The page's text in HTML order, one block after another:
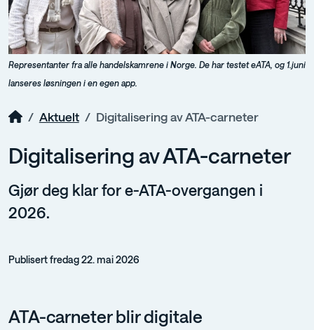
Representanter fra alle handelskamrene i Norge. De har testet eATA, og 1.juni
lanseres løsningen i en egen app.
Aktuelt Digitalisering av ATA-carneter
Digitalisering av ATA-carneter
Gjør deg klar for e-ATA-overgangen i
2026.
Publisert fredag 22. mai 2026
ATA-carneter blir digitale